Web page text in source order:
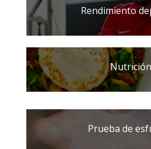
Rendimiento
Nutrición
Prueba de